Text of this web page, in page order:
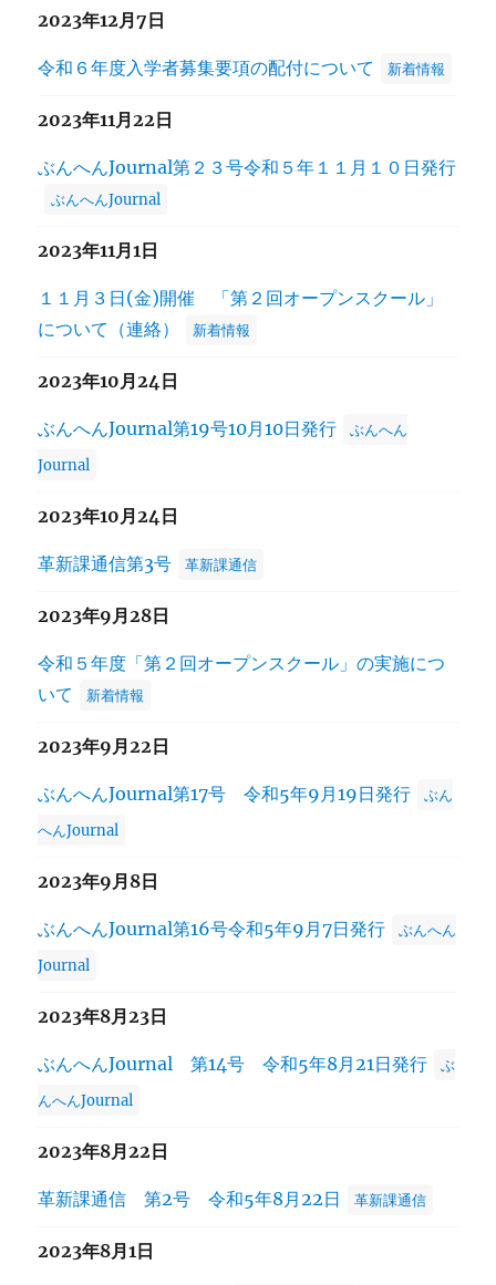
2023年12月7日
令和６年度入学者募集要項の配付について 新着情報
2023年11月22日
ぶんへんJournal第２３号令和５年１１月１０日発行
ぶんへんJournal
2023年11月1日
１１月３日(金)開催 「第２回オープンスクール」
について（連絡）
新着情報
2023年10月24日
ぶんへんJournal第19号10月10日発行
ぶんへん
Journal
2023年10月24日
革新課通信第3号 革新課通信
2023年9月28日
令和５年度「第２回オープンスクール」の実施につ
いて
新着情報
2023年9月22日
ぶんへんJournal第17号 令和5年9月19日発行
ぶん
へんJournal
2023年9月8日
ぶんへんJournal第16号令和5年9月7日発行
ぶんへん
Journal
2023年8月23日
ぶんへんJournal 第14号 令和5年8月21日発行
ぶ
んへんJournal
2023年8月22日
革新課通信 第2号 令和5年8月22日 革新課通信
2023年8月1日